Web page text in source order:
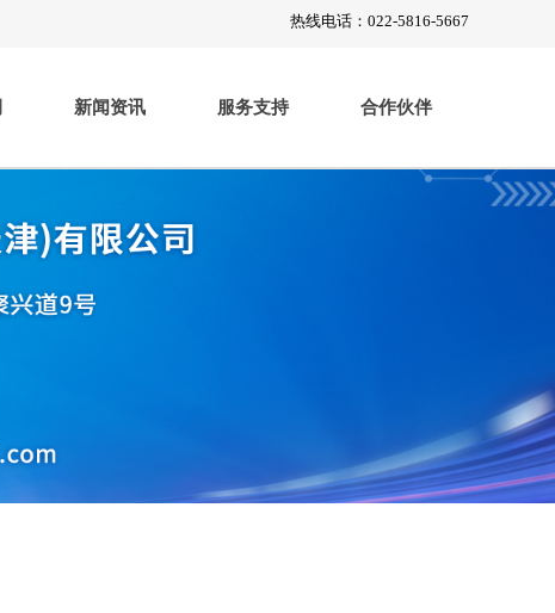
热线电话：022-5816-5667
新闻资讯 服务支持 合作伙伴
产品中心